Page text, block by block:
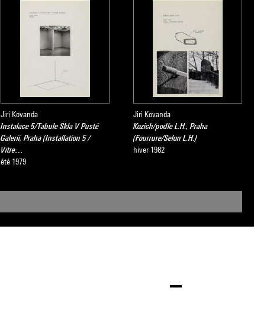
Jiri Kovanda
Instalace 5/Tabule Skla V Pusté
Galerii, Praha (Installation 5 /
Vitre…
été 1979
Jiri Kovanda
Kozich/podle L.H., Praha
(Fourrure/Selon L.H.)
hiver 1982